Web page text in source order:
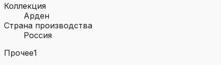
Коллекция
Арден
Страна производства
Россия
Прочее1